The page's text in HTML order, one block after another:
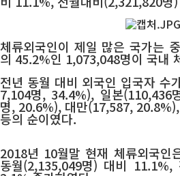
체류외국인이 제일 많은 국가는
의 45.2%인 1,073,048명이 국내
전년 동월 대비 외국인 입국자 수
7,104명, 34.4%), 일본(110,436
명, 20.6%), 대만(17,587,
등의 순이였다.
2018년 10월말 현재 체류외국인
동월(2,135,049명) 대비 11.1%,